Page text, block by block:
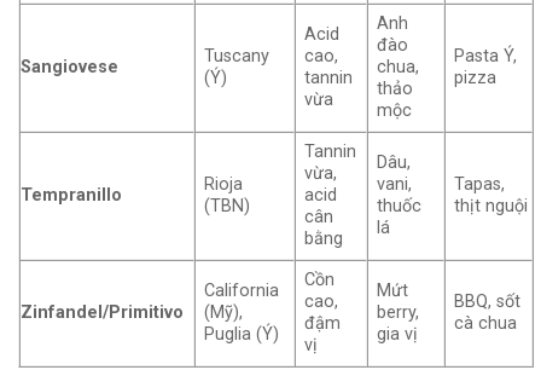
Sangiovese
Tuscany
(Ý)
Acid
cao,
tannin
vừa
Anh
đào
chua,
thảo
mộc
Pasta Ý,
pizza
Tempranillo
Rioja
(TBN)
Tannin
vừa,
acid
cân
bằng
Dâu,
vani,
thuốc
lá
Tapas,
thịt nguội
Zinfandel/Primitivo
California
(Mỹ),
Puglia (Ý)
Cồn
cao,
đậm
vị
Mứt
berry,
gia vị
BBQ, sốt
cà chua